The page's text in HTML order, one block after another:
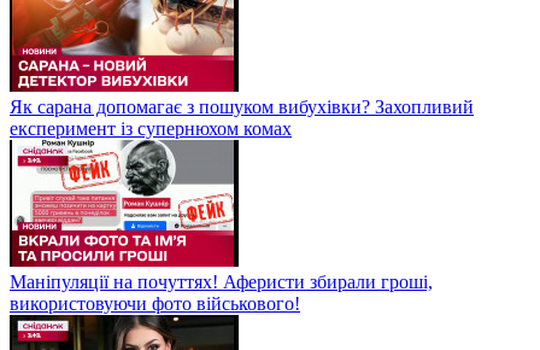
Як сарана допомагає з пошуком вибухівки? Захопливий
експеримент із супернюхом комах
Маніпуляції на почуттях! Аферисти збирали гроші,
використовуючи фото військового!